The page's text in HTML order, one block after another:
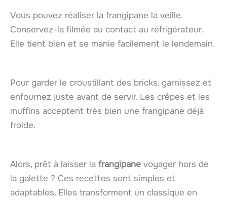
Vous pouvez réaliser la frangipane la veille.
Conservez-la filmée au contact au réfrigérateur.
Elle tient bien et se manie facilement le lendemain.
Pour garder le croustillant des bricks, garnissez et
enfournez juste avant de servir. Les crêpes et les
muffins acceptent très bien une frangipane déjà
froide.
Alors, prêt à laisser la frangipane voyager hors de
la galette ? Ces recettes sont simples et
adaptables. Elles transforment un classique en